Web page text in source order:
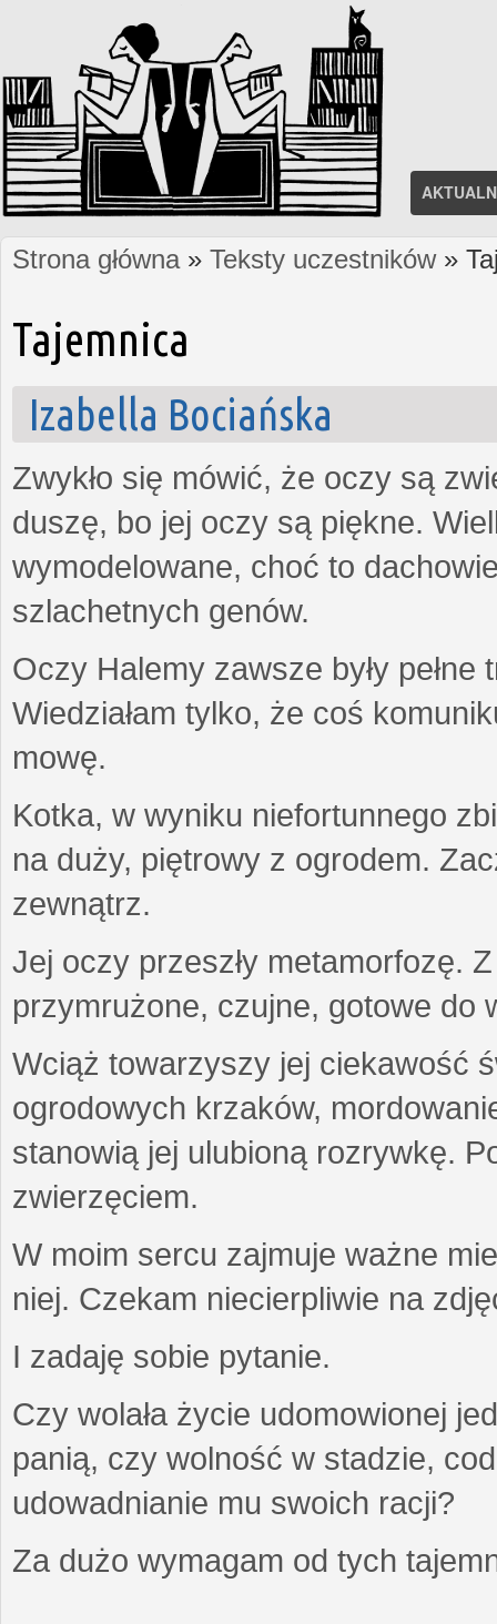
Jesteś tutaj
Strona główna» Teksty uczestników»
Tajemnica
Izabella Bociańska
Zwykło się mówić, że oczy są
duszę, bo jej oczy są piękne.
wymodelowane, choć to
szlachetnych genów.
Oczy Halemy zawsze były
Wiedziałam tylko, że coś
mowę.
Kotka, w wyniku niefortunnego
na duży, piętrowy z ogrodem.
zewnątrz.
Jej oczy przeszły metamorfozę.
przymrużone, czujne, gotowe do
Wciąż towarzyszy jej ciekawość
ogrodowych krzaków,
stanowią jej ulubioną rozrywkę.
zwierzęciem.
W moim sercu zajmuje ważne
niej. Czekam niecierpliwie na
I zadaję sobie pytanie.
Czy wolała życie udomowionej
panią, czy wolność w stadzie,
udowadnianie mu swoich racji?
Za dużo wymagam od tych